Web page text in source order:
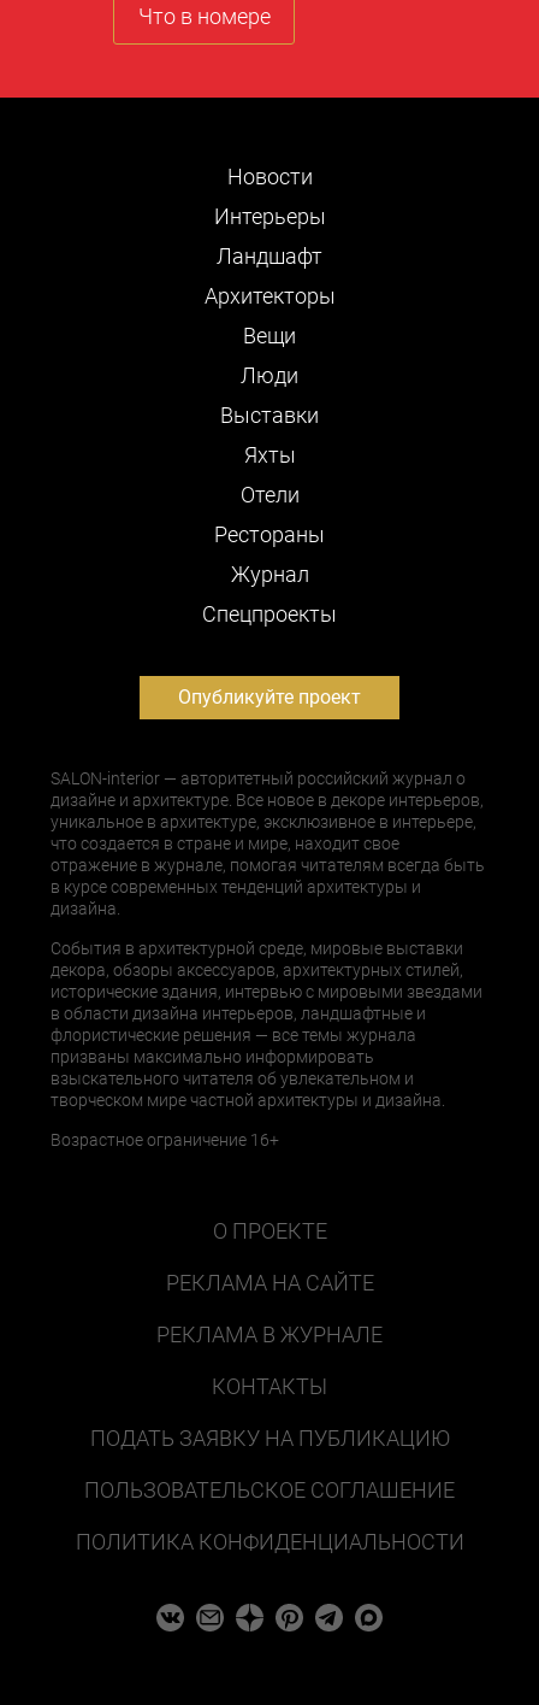
Что в номере
Новости
Интерьеры
Ландшафт
Архитекторы
Вещи
Люди
Выставки
Яхты
Отели
Рестораны
Журнал
Cпецпроекты
Опубликуйте проект
SALON-interior — авторитетный российский журнал о
дизайне и архитектуре. Все новое в декоре интерьеров,
уникальное в архитектуре, эксклюзивное в интерьере,
что создается в стране и мире, находит свое
отражение в журнале, помогая читателям всегда быть
в курсе современных тенденций архитектуры и
дизайна.
События в архитектурной среде, мировые выставки
декора, обзоры аксессуаров, архитектурных стилей,
исторические здания, интервью с мировыми звездами
в области дизайна интерьеров, ландшафтные и
флористические решения — все темы журнала
призваны максимально информировать
взыскательного читателя об увлекательном и
творческом мире частной архитектуры и дизайна.
Возрастное ограничение 16+
О ПРОЕКТЕ
РЕКЛАМА НА САЙТЕ
РЕКЛАМА В ЖУРНАЛЕ
КОНТАКТЫ
ПОДАТЬ ЗАЯВКУ НА ПУБЛИКАЦИЮ
ПОЛЬЗОВАТЕЛЬСКОЕ СОГЛАШЕНИЕ
ПОЛИТИКА КОНФИДЕНЦИАЛЬНОСТИ